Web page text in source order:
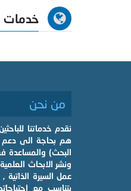
خدمات
من نحن
نقدم خدماتنا
هم بحاجة الى دعم
البحث) والمساعدة
ونشر الابحاث
عمل السيرة
يتناسب مع